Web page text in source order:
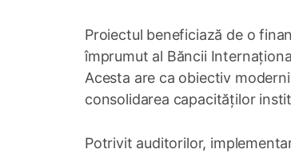
Proiectul beneficiază de o
împrumut al Băncii
Acesta are ca obiectiv
consolidarea capacităților
Potrivit auditorilor,